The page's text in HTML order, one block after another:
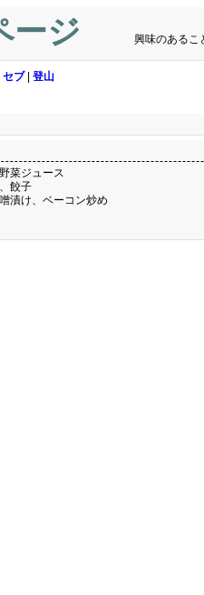
ージ 興味のあるこ
セブ| 登山
菜ジュース
餃子
漬け、ベーコン炒め